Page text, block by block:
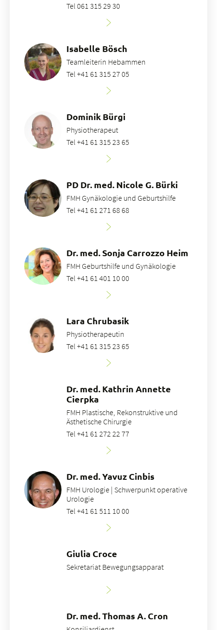
Tel 061 315 29 30
Isabelle Bösch
Teamleiterin Hebammen
Tel +41 61 315 27 05
Dominik Bürgi
Physiotherapeut
Tel +41 61 315 23 65
PD Dr. med. Nicole G. Bürki
FMH Gynäkologie und Geburtshilfe
Tel +41 61 271 68 68
Dr. med. Sonja Carrozzo Heim
FMH Geburtshilfe und Gynäkologie
Tel +41 61 401 10 00
Lara Chrubasik
Physiotherapeutin
Tel +41 61 315 23 65
Dr. med. Kathrin Annette
Cierpka
FMH Plastische, Rekonstruktive und
Ästhetische Chirurgie
Tel +41 61 272 22 77
Dr. med. Yavuz Cinbis
FMH Urologie | Schwerpunkt operative
Urologie
Tel +41 61 511 10 00
Giulia Croce
Sekretariat Bewegungsapparat
Dr. med. Thomas A. Cron